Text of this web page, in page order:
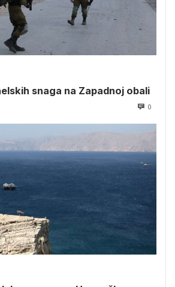
snaga na Zapadnoj obali
0